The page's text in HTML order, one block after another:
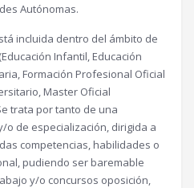
Autónomas.
incluida dentro del ámbito de
Infantil, Educación
Formación Profesional Oficial
Master Oficial
trata por tanto de una
de especialización, dirigida a
competencias, habilidades o
pudiendo ser baremable
y/o concursos oposición,